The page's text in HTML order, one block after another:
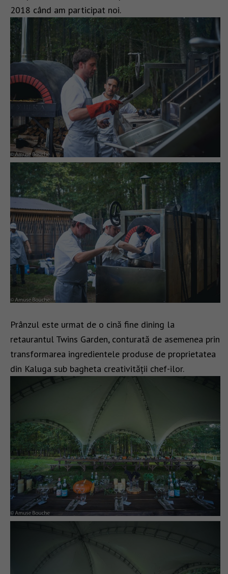
2018 când am participat noi.
Prânzul este urmat de o cină fine dining la
retaurantul Twins Garden, conturată de asemenea prin
transformarea ingredientele produse de proprietatea
din Kaluga sub bagheta creativității chef-ilor.